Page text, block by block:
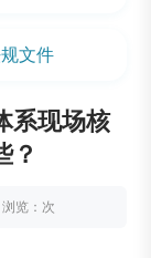
文件
系现场核
？
览： 次